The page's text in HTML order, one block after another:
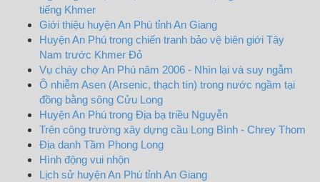
tiếng Khmer
Giới thiệu huyện An Phú tỉnh An Giang
Huyện An Phú trong chiến tranh bảo vệ biên giới Tây
Nam trước Khmer Đỏ
Vụ cháy chợ An Phú năm 2006 - Nhìn lại và suy ngẫm
Ô nhiễm Asen (Arsenic, thạch tín) trong nước ngầm tại
đồng bằng sông Cửu Long
Huyện An Phú trong Địa bạ triều Nguyễn
Trên công trường xây dựng cầu Long Bình - Chrey Thom
Địa danh Tầm Phong Long
Hình động vui nhộn
Lịch sử huyện An Phú tỉnh An Giang